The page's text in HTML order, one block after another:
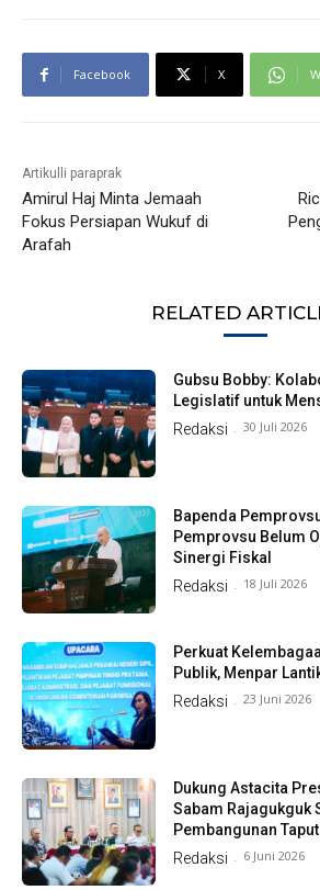
Facebook X
Artikulli paraprak
Amirul Haj Minta Jemaah
Fokus Persiapan Wukuf di
Arafah
RELATED
Gubsu Bobby:
Legislatif untuk
Redaksi - 30 Juli 2026
Bapenda
Pemprovsu Belum
Sinergi Fiskal
Redaksi - 18 Juli 2026
Perkuat
Publik, Menpar
Redaksi - 23 Juni 2026
Dukung Astacita
Sabam Rajagukguk
Pembangunan Taput
Redaksi - 6 Juni 2026